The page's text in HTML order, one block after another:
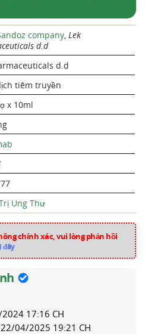
company, Lek
d.d
d.d
tiêm truyền
x 10ml
Ung Thư
chính xác, vui lòng phản hồi
đây
17:16 CH
04/2025 19:21 CH